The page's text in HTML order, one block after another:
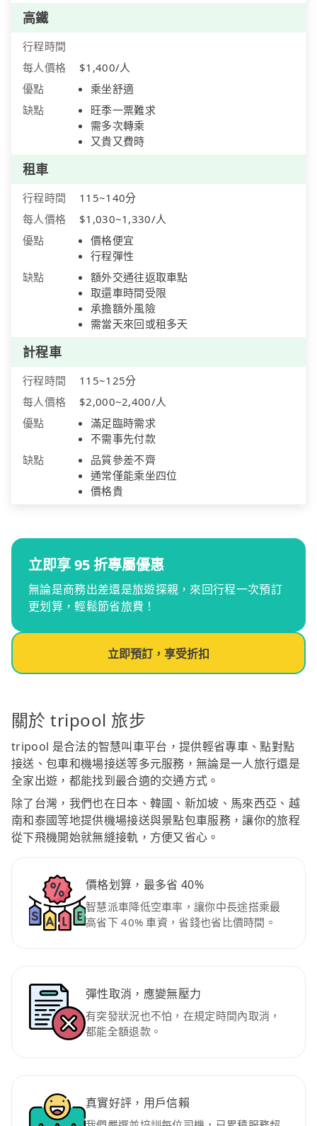
高鐵
行程時間
每人價格
$1,400/人
優點
乘坐舒適
缺點
旺季一票難求
需多次轉乘
又貴又費時
租車
行程時間
115~140分
每人價格
$1,030~1,330/人
優點
價格便宜
行程彈性
缺點
額外交通往返取車點
取還車時間受限
承擔額外風險
需當天來回或租多天
計程車
行程時間
115~125分
每人價格
$2,000~2,400/人
優點
滿足臨時需求
不需事先付款
缺點
品質參差不齊
通常僅能乘坐四位
價格貴
立即享 95 折專屬優惠
無論是商務出差還是旅遊探親，來回行程一次預訂
更划算，輕鬆節省旅費！
立即預訂，享受折扣
關於 tripool 旅步
tripool 是合法的智慧叫車平台，提供輕省專車、點對點
接送、包車和機場接送等多元服務，無論是一人旅行還是
全家出遊，都能找到最合適的交通方式。
除了台灣，我們也在日本、韓國、新加坡、馬來西亞、越
南和泰國等地提供機場接送與景點包車服務，讓你的旅程
從下飛機開始就無縫接軌，方便又省心。
價格划算，最多省 40%
智慧派車降低空車率，讓你中長途搭乘最
高省下 40% 車資，省錢也省比價時間。
彈性取消，應變無壓力
有突發狀況也不怕，在規定時間內取消，
都能全額退款。
真實好評，用戶信賴